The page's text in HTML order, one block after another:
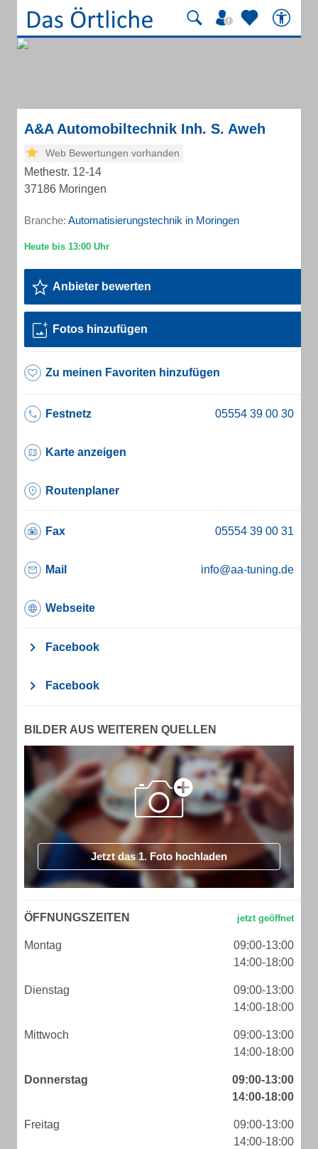
A&A Automobiltechnik Inh. S. Aweh
Web Bewertungen vorhanden
Methestr. 12-14
37186 Moringen
Branche: Automatisierungstechnik in Moringen
Anbieter bewerten
Fotos hinzufügen
Zu meinen Favoriten hinzufügen
Festnetz
Karte anzeigen
Routenplaner
Fax
Mail info@aa-tuning.de
Webseite
Facebook
Facebook
BILDER AUS WEITEREN QUELLEN
Jetzt das 1. Foto hochladen
ÖFFNUNGSZEITEN
Montag
09:00-13:00
14:00-18:00
Dienstag
09:00-13:00
14:00-18:00
Mittwoch
09:00-13:00
14:00-18:00
Donnerstag
09:00-13:00
14:00-18:00
Freitag
09:00-13:00
14:00-18:00